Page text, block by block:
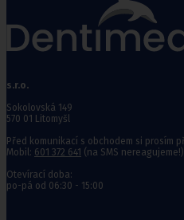
s.r.o.
Sokolovská 149
570 01 Litomyšl
Před komunikací s obchodem si prosím
Mobil: 601 372 641 (na SMS nereagujeme!)
Otevírací doba:
po-pá od 06:30 - 15:00